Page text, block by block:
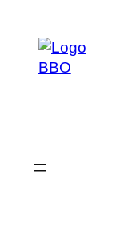
Inhalt
springen